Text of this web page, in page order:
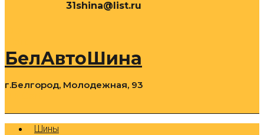
31shina@list.ru
БелАвтоШина
г.Белгород, Молодежная, 93
Шины